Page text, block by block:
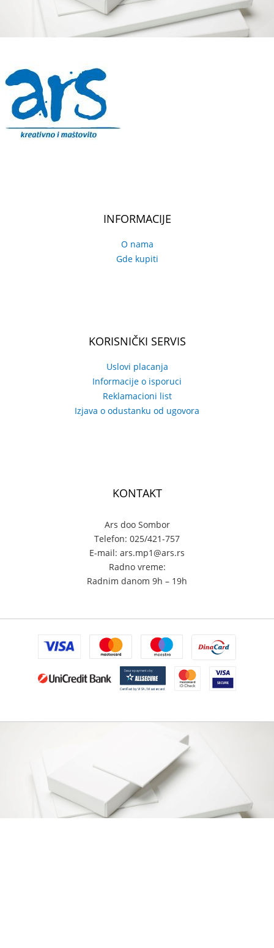
INFORMACIJE
O nama
Gde kupiti
KORISNIČKI SERVIS
Uslovi placanja
Informacije o isporuci
Reklamacioni list
Izjava o odustanku od ugovora
KONTAKT
Ars doo Sombor
Telefon: 025/421-757
E-mail: ars.mp1@ars.rs
Radno vreme:
Radnim danom 9h – 19h